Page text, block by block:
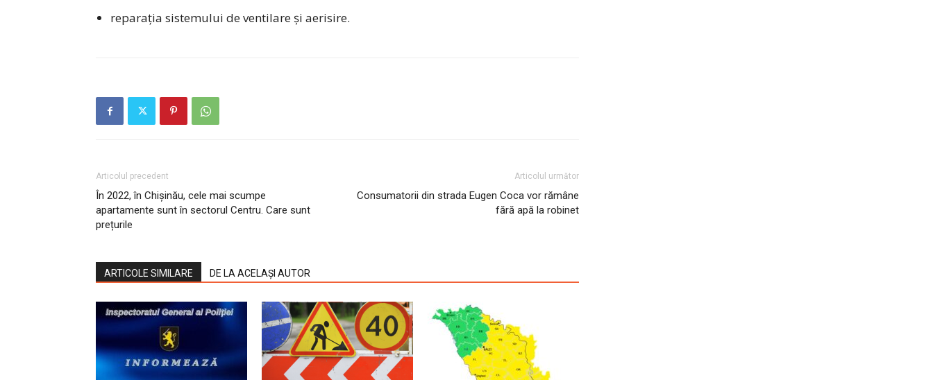
reparația sistemului de ventilare și aerisire.
Articolul precedent
În 2022, în Chișinău, cele mai scumpe
apartamente sunt în sectorul Centru. Care sunt
prețurile
Articolul următor
Consumatorii din strada Eugen Coca vor rămâne
fără apă la robinet
ARTICOLE SIMILARE DE LA ACELAȘI AUTOR